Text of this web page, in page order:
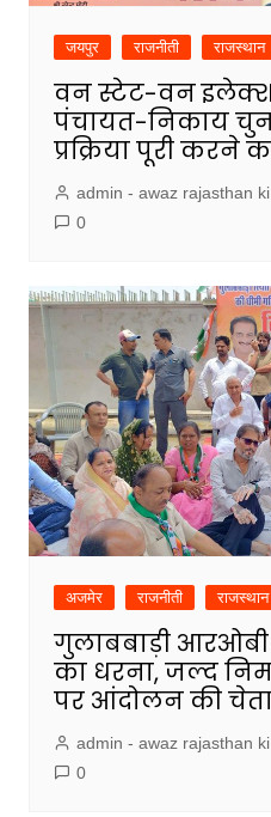
जयपुर राजनीती राजस्थान
वन स्टेट-वन
पंचायत-निकाय
प्रक्रिया पूरी करने
admin - awaz rajasthan ki
0
अजमेर राजनीती राजस्थान
गुलाबबाड़ी आरओबी
का धरना, जल्द
पर आंदोलन की
admin - awaz rajasthan ki
0